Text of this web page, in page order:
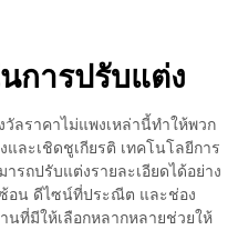
การปรับแต่ง
ลราคาไม่แพงเหล่านี้ทำให้พวก
ละเชิดชูเกียรติ เทคโนโลยีการ
รถปรับแต่งรายละเอียดได้อย่าง
อน ดีไซน์ที่ประณีต และช่อง
ที่มีให้เลือกหลากหลายช่วยให้